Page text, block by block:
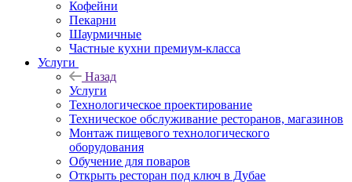
Кофейни
Пекарни
Шаурмичные
Частные кухни премиум-класса
Услуги
Назад
Услуги
Технологическое проектирование
Техническое обслуживание ресторанов, магазинов
Монтаж пищевого технологического
оборудования
Обучение для поваров
Открыть ресторан под ключ в Дубае